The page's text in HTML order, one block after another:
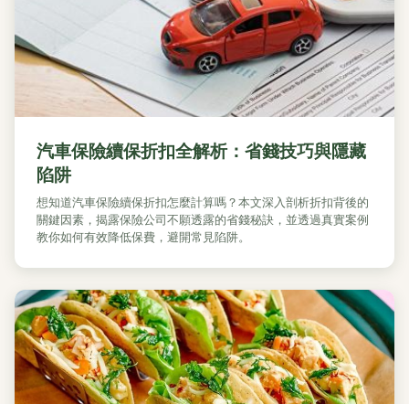
汽車保險續保折扣全解析：省錢技巧與隱藏
陷阱
想知道汽車保險續保折扣怎麼計算嗎？本文深入剖析折扣背後的
關鍵因素，揭露保險公司不願透露的省錢秘訣，並透過真實案例
教你如何有效降低保費，避開常見陷阱。